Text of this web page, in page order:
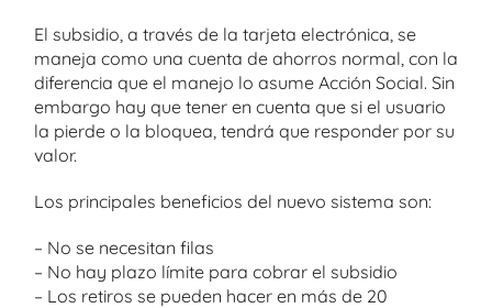
El subsidio, a través de la tarjeta electrónica, se
maneja como una cuenta de ahorros normal, con la
diferencia que el manejo lo asume Acción Social. Sin
embargo hay que tener en cuenta que si el usuario
la pierde o la bloquea, tendrá que responder por su
valor.
Los principales beneficios del nuevo sistema son:
– No se necesitan filas
– No hay plazo límite para cobrar el subsidio
– Los retiros se pueden hacer en más de 20